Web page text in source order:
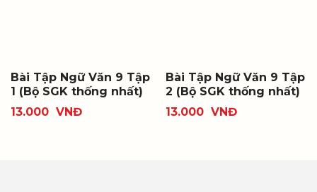
Bài Tập Ngữ Văn 9 Tập
1 (Bộ SGK thống nhất)
13.000 VNĐ
Bài Tập Ngữ Văn 9 Tập
2 (Bộ SGK thống nhất)
13.000 VNĐ